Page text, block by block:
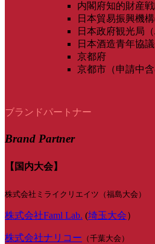
内閣府知的財産
日本貿易振興機
日本政府観光局（
日本酒造青年協
京都府
京都市（申請中含
ブランドパートナー
Brand Partner
【国内大会】
株式会社ミライクリエイツ（福島大会）
株式会社Faml Lab. (埼玉大会）
株式会社ナリコー （千葉大会）